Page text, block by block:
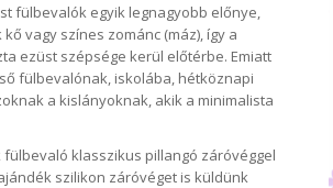
fülbevalók egyik legnagyobb előnye,
vagy színes zománc (máz), így a
ezüst szépsége kerül előtérbe. Emiatt
fülbevalónak, iskolába, hétköznapi
a kislányoknak, akik a minimalista
fülbevaló klasszikus pillangó záróvéggel
szilikon záróvéget is küldünk